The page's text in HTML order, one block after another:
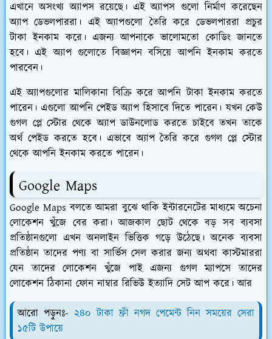
এখানে অসংখ্য অ্যাপস রয়েছে। এই অ্যাপস গুলো নির্মাণ করেছেন
অ্যাপ ডেভলপাররা। এই অ্যাপগুলো তৈরি করে ডেভলপাররা প্রচুর
টাকা ইনকাম করে। এজন্য আপনাকে ভালোমতো কোডিং জানতে
হবে। এই অ্যাপ গুলোতে বিজ্ঞাপন বসিয়ে আপনি ইনকাম করতে
পারবেন।
এই অ্যাপগুলোর মালিকানা বিক্রি করে আপনি টাকা ইনকাম করতে
পারেন। এগুলো আপনি পেইড অ্যাপ হিসাবে দিতে পারেন। যখন কেউ
গুগল প্লে স্টোর থেকে অ্যাপ ডাউনলোড করতে চাইবে তখন তাকে
অর্থ পেইড করতে হবে। এভাবে অ্যাপ তৈরি করে গুগল প্লে স্টোর
থেকে আপনি ইনকাম করতে পারেন।
Google Maps
Google Maps বলতে আমরা বুঝে থাকি ইন্টারনেটের মাধ্যমে অচেনা
লোকেশন খুঁজে বের করা। আজকাল ছোট থেকে বড় সব ব্যবসা
প্রতিষ্ঠানগুলো এখন অনলাইন ভিত্তিক গড়ে উঠেছে। অনেক ব্যবসা
প্রতিষ্ঠান তাদের পণ্য বা সার্ভিস সেল করার জন্য অথবা কাস্টমাররা
যেন তাদের লোকেশন খুঁজে পাই এজন্য গুগল ম্যাপসে তাদের
লোকেশন ঠিকানা ফোন নাম্বার রিভিউ ইত্যাদি সেট আপ করে। আর
আরো পড়ুনঃ- ২৪০ টাকা ফ্রী নগদ পেমেন্ট নিন সময়ের সেরা
১৫টি উপায়ে